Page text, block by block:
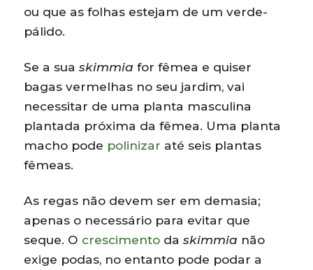
ou que as folhas estejam de um verde-
pálido.
Se a suaskimmia for fêmea e quiser
bagas vermelhas no seu jardim, vai
necessitar de uma planta masculina
plantada próxima da fêmea. Uma planta
macho pode polinizar até seis plantas
fêmeas.
As regas não devem ser em demasia;
apenas o necessário para evitar que
seque. O crescimento daskimmia não
exige podas, no entanto pode podar a